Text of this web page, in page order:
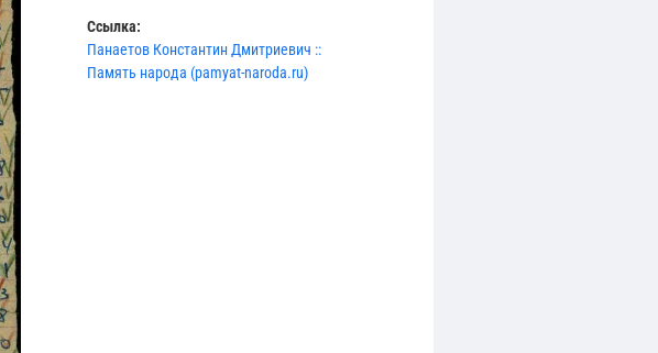
Ссылка:
Панаетов Константин Дмитриевич ::
Память народа (pamyat-naroda.ru)